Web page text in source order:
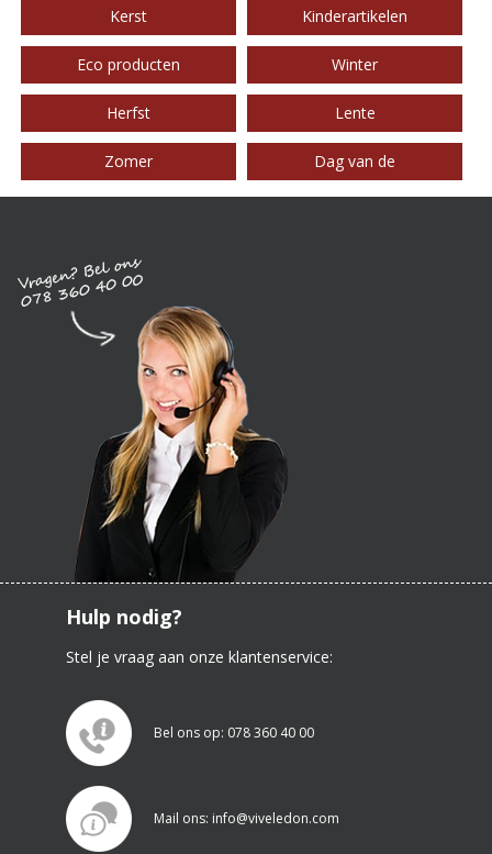
Kerst Kinderartikelen
Eco producten Winter
Herfst Lente
Zomer Dag van de
Hulp nodig?
Stel je vraag aan onze klantenservice:
Bel ons op: 078 360 40 00
Mail ons: info@viveledon.com